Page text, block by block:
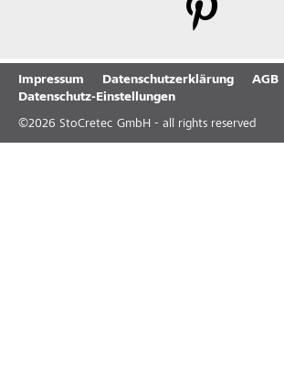
Impressum Datenschutzerklärung
AGB
Datenschutz-Einstellungen
©2026 StoCretec GmbH - all rights reserved